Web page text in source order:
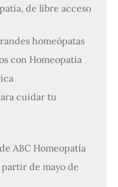
de libre acceso
homeópatas
con Homeopatía
cuidar tu
ABC Homeopatía
de mayo de